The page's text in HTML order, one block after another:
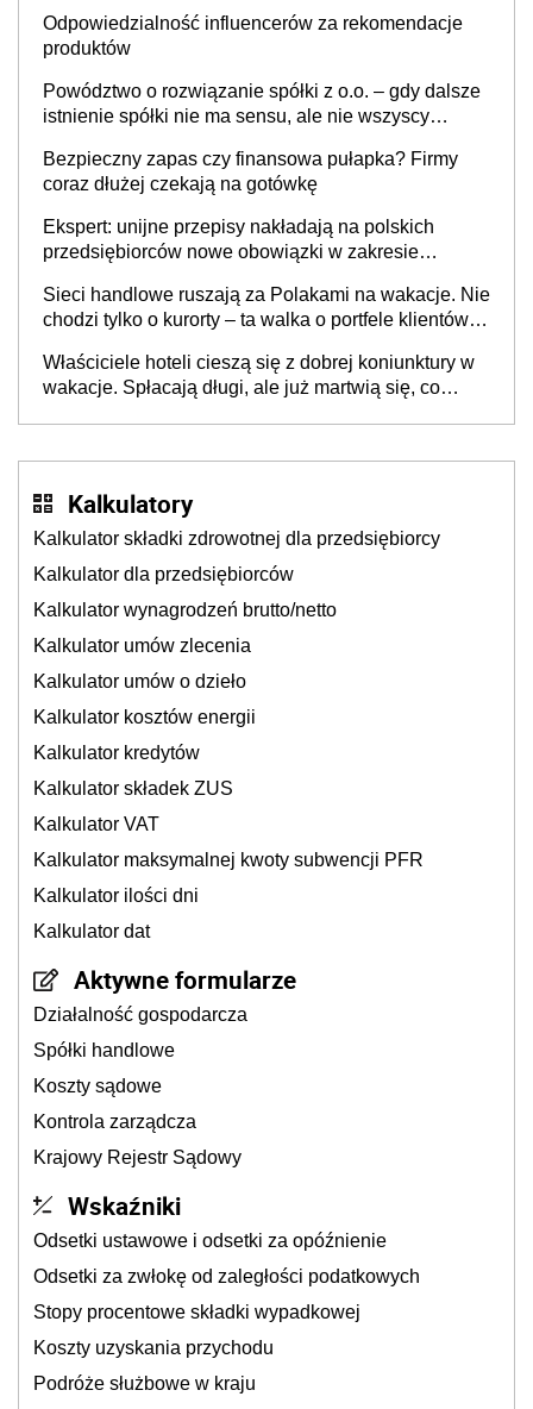
Odpowiedzialność influencerów za rekomendacje
produktów
Powództwo o rozwiązanie spółki z o.o. – gdy dalsze
istnienie spółki nie ma sensu, ale nie wszyscy
Bezpieczny zapas czy finansowa pułapka? Firmy
coraz dłużej czekają na gotówkę
Ekspert: unijne przepisy nakładają na polskich
przedsiębiorców nowe obowiązki w zakresie
Sieci handlowe ruszają za Polakami na wakacje. Nie
chodzi tylko o kurorty – ta walka o portfele klientów
cichu
Właściciele hoteli cieszą się z dobrej koniunktury w
wakacje. Spłacają długi, ale już martwią się, co
Kalkulatory
Kalkulator składki zdrowotnej dla przedsiębiorcy
Kalkulator dla przedsiębiorców
Kalkulator wynagrodzeń brutto/netto
Kalkulator umów zlecenia
Kalkulator umów o dzieło
Kalkulator kosztów energii
Kalkulator kredytów
Kalkulator składek ZUS
Kalkulator VAT
Kalkulator maksymalnej kwoty subwencji PFR
Kalkulator ilości dni
Kalkulator dat
Aktywne formularze
Działalność gospodarcza
Spółki handlowe
Koszty sądowe
Kontrola zarządcza
Krajowy Rejestr Sądowy
Wskaźniki
Odsetki ustawowe i odsetki za opóźnienie
Odsetki za zwłokę od zaległości podatkowych
Stopy procentowe składki wypadkowej
Koszty uzyskania przychodu
Podróże służbowe w kraju